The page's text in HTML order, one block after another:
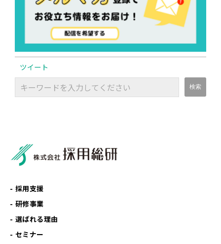
ツイート
採用支援
研修事業
選ばれる理由
セミナー